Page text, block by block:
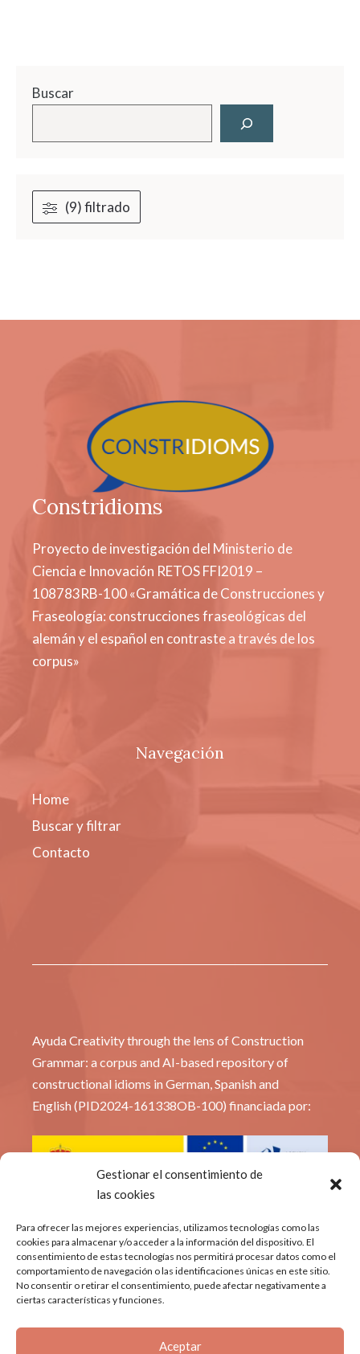
Gestionar el consentimiento de
las cookies
Para ofrecer las mejores experiencias, utilizamos tecnologías como las
cookies para almacenar y/o acceder a la información del dispositivo. El
consentimiento de estas tecnologías nos permitirá procesar datos como el
comportamiento de navegación o las identificaciones únicas en este sitio.
No consentir o retirar el consentimiento, puede afectar negativamente a
ciertas características y funciones.
Aceptar
Buscar
(9) filtrado
Constridioms
Proyecto de investigación del Ministerio de
Ciencia e Innovación RETOS FFI2019 –
108783RB-100 «Gramática de Construcciones y
Fraseología: construcciones fraseológicas del
alemán y el español en contraste a través de los
corpus»
Navegación
Home
Buscar y filtrar
Contacto
Ayuda Creativity through the lens of Construction
Grammar: a corpus and AI-based repository of
constructional idioms in German, Spanish and
English (PID2024-161338OB-100) financiada por:
© Constridioms
Política de privacidad
Aviso Legal